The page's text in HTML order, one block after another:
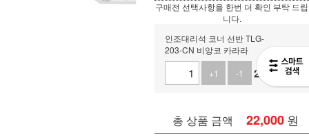
구매전 선택사항을 한번 더 확인 부탁 드립
니다.
인조대리석 코너 선반 TLG-
203-CN 비앙코 카라라
+1
-1 22,000원
총 상품 금액 22,000 원